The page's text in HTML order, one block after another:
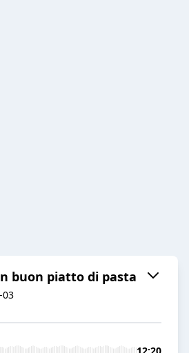
buon piatto di pasta
03